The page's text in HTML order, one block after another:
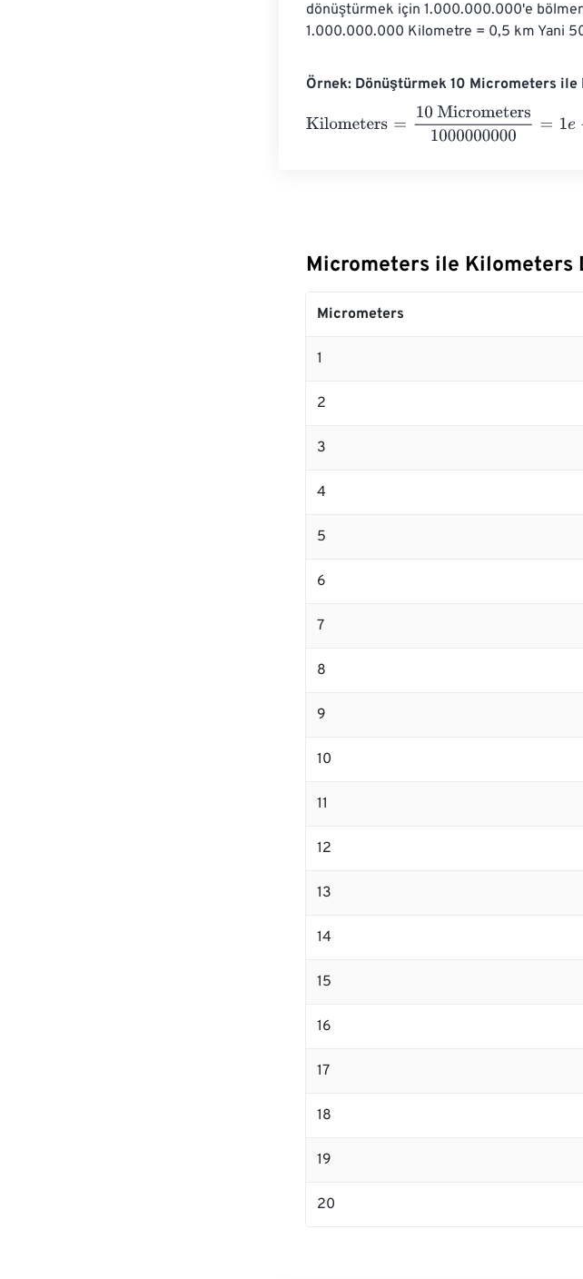
dönüştürmek için 1.000.000.000'e
1.000.000.000 Kilometre = 0,5 km Yani
Örnek: Dönüştürmek 10 Micrometers
Kilometers
10 Micrometers1000000000
Micrometers ile Kilometers
Micrometers
1
2
3
4
5
6
7
8
9
10
11
12
13
14
15
16
17
18
19
20